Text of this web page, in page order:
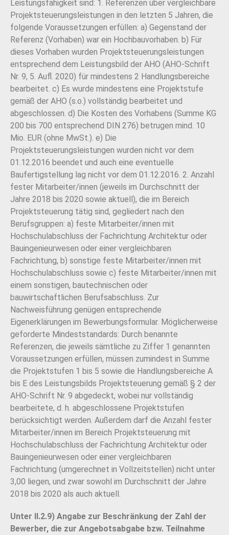
Leistungsfähigkeit sind: 1. Referenzen über vergleichbare
Projektsteuerungsleistungen in den letzten 5 Jahren, die
folgende Voraussetzungen erfüllen: a) Gegenstand der
Referenz (Vorhaben) war ein Hochbauvorhaben. b) Für
dieses Vorhaben wurden Projektsteuerungsleistungen
entsprechend dem Leistungsbild der AHO (AHO-Schrift
Nr. 9, 5. Aufl. 2020) für mindestens 2 Handlungsbereiche
bearbeitet. c) Es wurde mindestens eine Projektstufe
gemäß der AHO (s.o.) vollständig bearbeitet und
abgeschlossen. d) Die Kosten des Vorhabens (Summe KG
200 bis 700 entsprechend DIN 276) betrugen mind. 10
Mio. EUR (ohne MwSt.). e) Die
Projektsteuerungsleistungen wurden nicht vor dem
01.12.2016 beendet und auch eine eventuelle
Baufertigstellung lag nicht vor dem 01.12.2016. 2. Anzahl
fester Mitarbeiter/innen (jeweils im Durchschnitt der
Jahre 2018 bis 2020 sowie aktuell), die im Bereich
Projektsteuerung tätig sind, gegliedert nach den
Berufsgruppen: a) feste Mitarbeiter/innen mit
Hochschulabschluss der Fachrichtung Architektur oder
Bauingenieurwesen oder einer vergleichbaren
Fachrichtung, b) sonstige feste Mitarbeiter/innen mit
Hochschulabschluss sowie c) feste Mitarbeiter/innen mit
einem sonstigen, bautechnischen oder
bauwirtschaftlichen Berufsabschluss. Zur
Nachweisführung genügen entsprechende
Eigenerklärungen im Bewerbungsformular. Möglicherweise
geforderte Mindeststandards: Durch benannte
Referenzen, die jeweils sämtliche zu Ziffer 1 genannten
Voraussetzungen erfüllen, müssen zumindest in Summe
die Projektstufen 1 bis 5 sowie die Handlungsbereiche A
bis E des Leistungsbilds Projektsteuerung gemäß § 2 der
AHO-Schrift Nr. 9 abgedeckt, wobei nur vollständig
bearbeitete, d. h. abgeschlossene Projektstufen
berücksichtigt werden. Außerdem darf die Anzahl fester
Mitarbeiter/innen im Bereich Projektsteuerung mit
Hochschulabschluss der Fachrichtung Architektur oder
Bauingenieurwesen oder einer vergleichbaren
Fachrichtung (umgerechnet in Vollzeitstellen) nicht unter
3,00 liegen, und zwar sowohl im Durchschnitt der Jahre
2018 bis 2020 als auch aktuell.
Unter II.2.9) Angabe zur Beschränkung der Zahl der
Bewerber, die zur Angebotsabgabe bzw. Teilnahme